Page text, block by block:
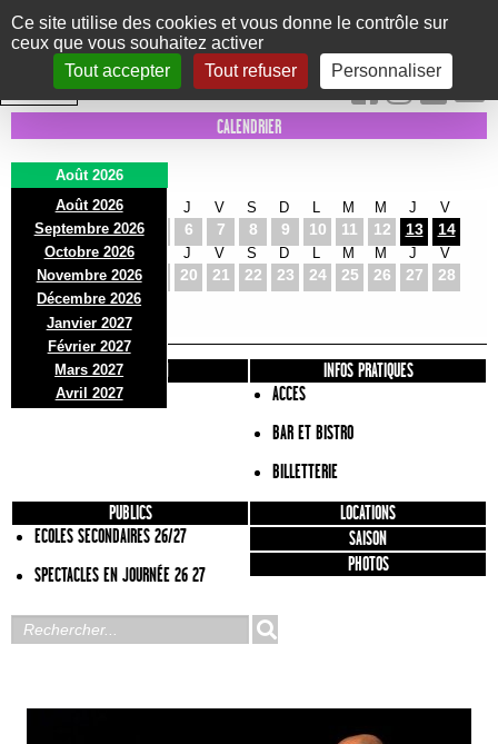
Panneau de gestion des cookies
Ce site utilise des cookies et vous donne le contrôle sur
ceux que vous souhaitez activer
Tout accepter
Tout refuser Personnaliser
Le Marni
CONCERTS DANSE/CIRQUE THÉÂTRE KIDS EXPOS EVENTS
INTRA MUROS
CALENDRIER
Août 2026
Août 2026
Septembre 2026
Octobre 2026
Novembre 2026
Décembre 2026
Janvier 2027
Février 2027
Mars 2027
Avril 2027
D
2
L
3
M
4
J
6
V
7
S
8
D
9 10
M
11
M
12
J
13
V
14
D
16
L
17
M
18
J
20
V
21
S
22
D
23 24
M
25
M
26
J
27
V
28
D
30
L
31
PRÉSENTATION
INFOS PRATIQUES
ACCES
BAR ET BISTRO
BILLETTERIE
PUBLICS
ECOLES SECONDAIRES 26/27
SPECTACLES EN JOURNÉE 26 27
LOCATIONS
SAISON
PHOTOS